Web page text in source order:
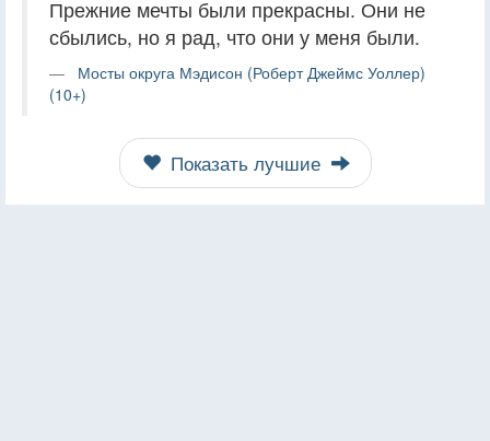
Прежние мечты были прекрасны. Они не
сбылись, но я рад, что они у меня были.
Мосты округа Мэдисон (Роберт Джеймс Уоллер)
(10+)
Показать лучшие